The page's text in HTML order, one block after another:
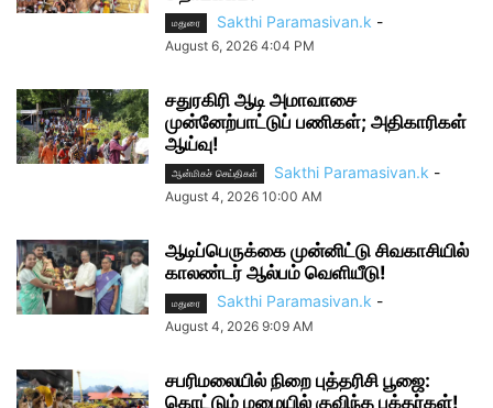
மதுரை Sakthi Paramasivan.k -
August 6, 2026 4:04 PM
சதுரகிரி ஆடி அமாவாசை
முன்னேற்பாட்டுப் பணிகள்; அதிகாரிகள்
ஆய்வு!
ஆன்மிகச் செய்திகள் Sakthi Paramasivan.k -
August 4, 2026 10:00 AM
ஆடிப்பெருக்கை முன்னிட்டு சிவகாசியில்
காலண்டர் ஆல்பம் வெளியீடு!
மதுரை Sakthi Paramasivan.k -
August 4, 2026 9:09 AM
சபரிமலையில் நிறை புத்தரிசி பூஜை:
கொட்டும் மழையில் குவிந்த பக்தர்கள்!